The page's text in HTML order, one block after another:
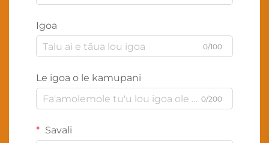
Igoa
0/100
Le igoa o le kamupani
0/200
Savali